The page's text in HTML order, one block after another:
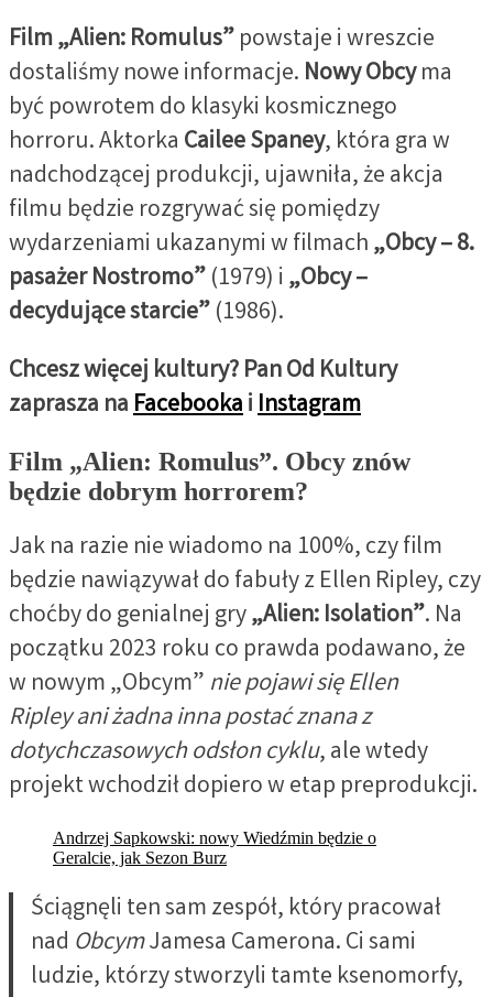
Film „Alien: Romulus”powstaje i wreszcie
dostaliśmy nowe informacje. Nowy Obcyma
być powrotem do klasyki kosmicznego
horroru. Aktorka Cailee Spaney, która gra w
nadchodzącej produkcji, ujawniła, że akcja
filmu będzie rozgrywać się pomiędzy
wydarzeniami ukazanymi w filmach„Obcy – 8.
pasażer Nostromo”(1979) i „Obcy –
decydujące starcie”(1986).
Chcesz więcej kultury? Pan Od Kultury
zaprasza naFacebookaiInstagram
Film „Alien: Romulus”. Obcy znów
będzie dobrym horrorem?
Jak na razie nie wiadomo na 100%, czy film
będzie nawiązywał do fabuły z Ellen Ripley, czy
choćby do genialnej gry„Alien: Isolation”. Na
początku 2023 roku co prawda podawano, że
w nowym „Obcym” nie pojawi się Ellen
Ripley ani żadna inna postać znana z
dotychczasowych odsłon cyklu, ale wtedy
projekt wchodził dopiero w etap preprodukcji.
Andrzej Sapkowski: nowy Wiedźmin będzie o
Geralcie, jak Sezon Burz
Ściągnęli ten sam zespół, który pracował
nad ObcymJamesa Camerona. Ci sami
ludzie, którzy stworzyli tamte ksenomorfy,